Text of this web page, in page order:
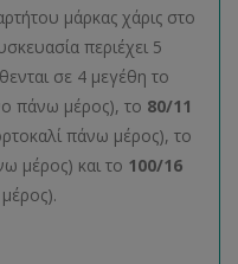
μάρκας χάρις στο
περιέχει 5
σε 4 μεγέθη το
πάνω μέρος), το 80/11
πάνω μέρος), το
μέρος) και το 100/16
μέρος).